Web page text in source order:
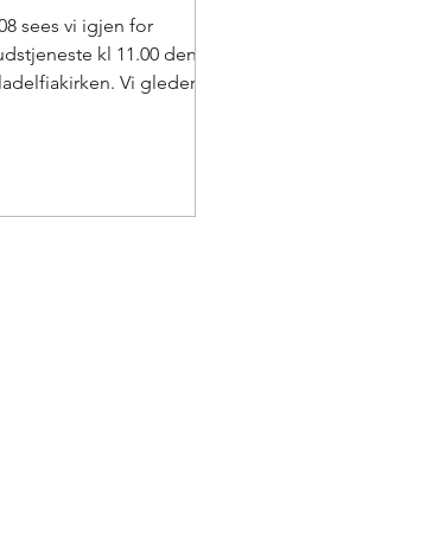
sees vi igjen for
kl 11.00 denne
Vi gleder